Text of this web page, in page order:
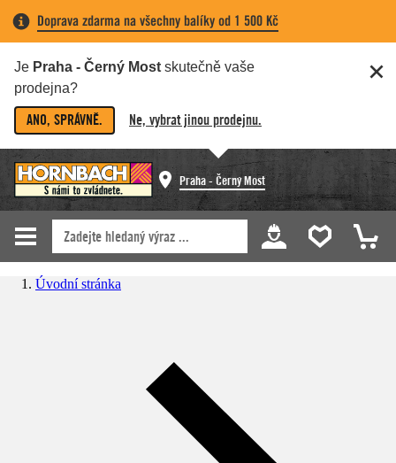
Doprava zdarma na všechny balíky od 1 500 Kč
Je Praha - Černý Most skutečně vaše
prodejna?
ANO, SPRÁVNĚ. Ne, vybrat jinou prodejnu.
Praha - Černý Most
Úvodní stránka